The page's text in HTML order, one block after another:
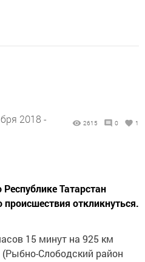
2018 -
2615 0 1
Татарстан
откликнуться.
15 минут на 925 км
Слободский район